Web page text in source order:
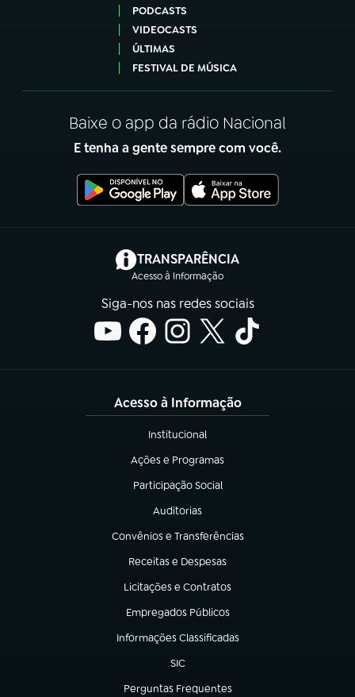
PODCASTS
VIDEOCASTS
ÚLTIMAS
FESTIVAL DE MÚSICA
Baixe o app da rádio Nacional
E tenha a gente sempre com você.
TRANSPARÊNCIA
Acesso à Informação
(abre em nova aba)
Siga-nos nas redes sociais
Acesso à Informação
Institucional
(abre em nova aba)
Ações e Programas
(abre em nova aba)
Participação Social
(abre em nova aba)
Auditorias
(abre em nova aba)
Convênios e Transferências
(abre em nova aba)
Receitas e Despesas
(abre em nova aba)
Licitações e Contratos
(abre em nova aba)
Empregados Públicos
(abre em nova aba)
Informações Classificadas
(abre em nova aba)
SIC
(abre em nova aba)
Perguntas Frequentes
(abre em nova aba)